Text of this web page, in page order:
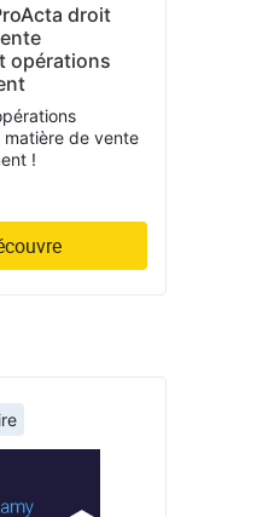
droit
opérations
matière de vente
!